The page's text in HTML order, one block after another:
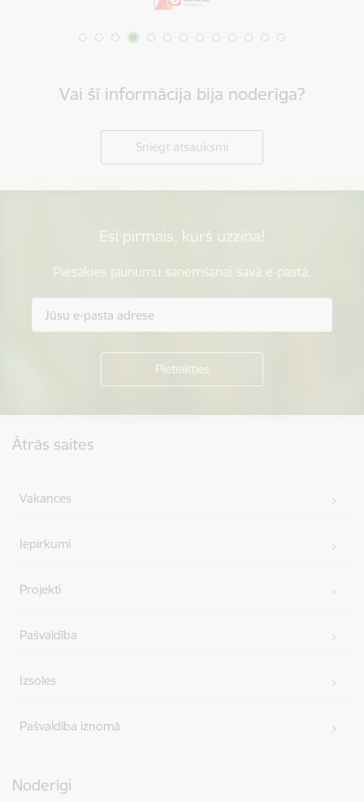
Vai šī informācija bija noderīga?
Sniegt atsauksmi
Esi pirmais, kurš uzzina!
Piesakies jaunumu saņemšanai savā e-pastā.
Ātrās saites
Vakances
Iepirkumi
Projekti
Pašvaldība
Izsoles
Pašvaldība iznomā
Noderīgi